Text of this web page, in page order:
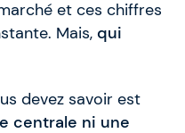
et ces chiffres
Mais, qui
devez savoir est
centrale ni une